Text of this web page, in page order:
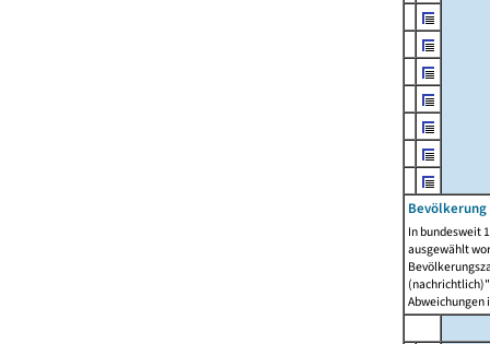
In bundesweit
ausgewählt
Abweichungen